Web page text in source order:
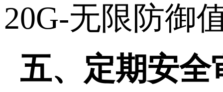
20G-无限防御
五、定期安全